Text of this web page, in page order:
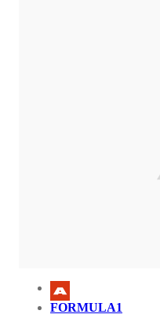
FORMULA1